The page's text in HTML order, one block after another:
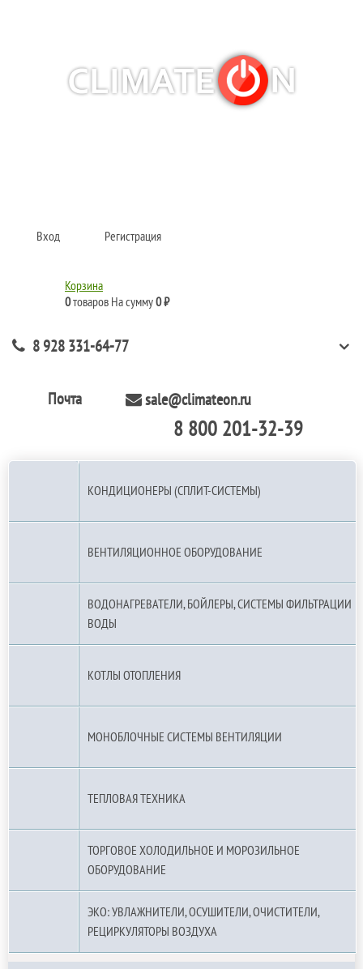
Вход Регистрация
Корзина
0товаров На сумму0 ₽
8 928 331-64-77
Почта sale@climateon.ru
8 800 201-32-39
КОНДИЦИОНЕРЫ (СПЛИТ-СИСТЕМЫ)
ВЕНТИЛЯЦИОННОЕ ОБОРУДОВАНИЕ
ВОДОНАГРЕВАТЕЛИ, БОЙЛЕРЫ, СИСТЕМЫ ФИЛЬТРАЦИИ
ВОДЫ
КОТЛЫ ОТОПЛЕНИЯ
МОНОБЛОЧНЫЕ СИСТЕМЫ ВЕНТИЛЯЦИИ
ТЕПЛОВАЯ ТЕХНИКА
ТОРГОВОЕ ХОЛОДИЛЬНОЕ И МОРОЗИЛЬНОЕ
ОБОРУДОВАНИЕ
ЭКО: УВЛАЖНИТЕЛИ, ОСУШИТЕЛИ, ОЧИСТИТЕЛИ,
РЕЦИРКУЛЯТОРЫ ВОЗДУХА